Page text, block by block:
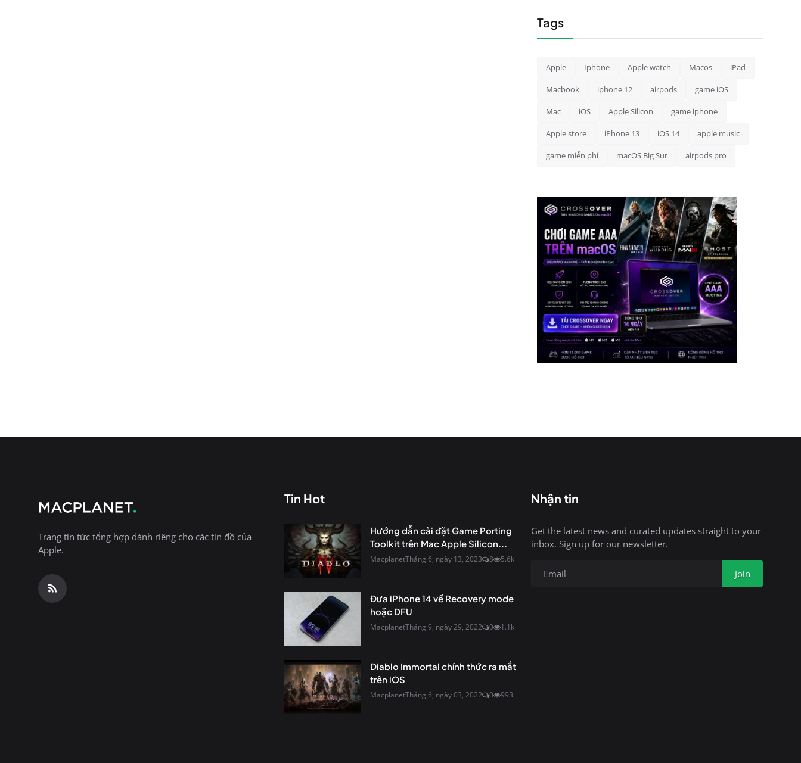
Tags
Apple Iphone Apple watch Macos iPad
Macbook iphone 12 airpods game iOS
Mac iOS Apple Silicon game iphone
Apple store iPhone 13 iOS 14 apple music
game miễn phí macOS Big Sur airpods pro
Trang tin tức tổng hợp dành riêng cho các tín đồ của
Apple.
Tin Hot
Hướng dẫn cài đặt Game Porting
Toolkit trên Mac Apple Silicon...
MacplanetTháng 6, ngày 13, 2023 8 5.6k
Đưa iPhone 14 về Recovery mode
hoặc DFU
MacplanetTháng 9, ngày 29, 2022 0 1.1k
Diablo Immortal chính thức ra mắt
trên iOS
MacplanetTháng 6, ngày 03, 2022 0 993
Nhận tin
Get the latest news and curated updates straight to your
inbox. Sign up for our newsletter.
Join